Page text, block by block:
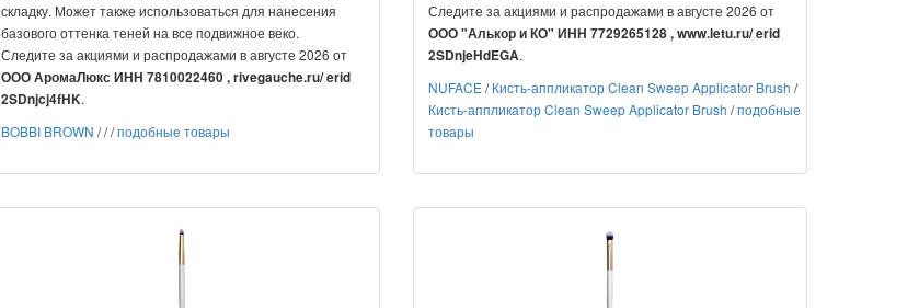
складку. Может также использоваться для нанесения
базового оттенка теней на все подвижное веко.
Следите за акциями и распродажами в августе 2026 от
ООО АромаЛюкс ИНН 7810022460 , rivegauche.ru/ erid
2SDnjcj4fHK.
BOBBI BROWN ///подобные товары
Следите за акциями и распродажами в августе 2026 от
ООО "Алькор и КО" ИНН 7729265128 , www.letu.ru/ erid
2SDnjeHdEGA.
NUFACE /Кисть-аппликатор Clean Sweep Applicator Brush /
Кисть-аппликатор Clean Sweep Applicator Brush /подобные
товары